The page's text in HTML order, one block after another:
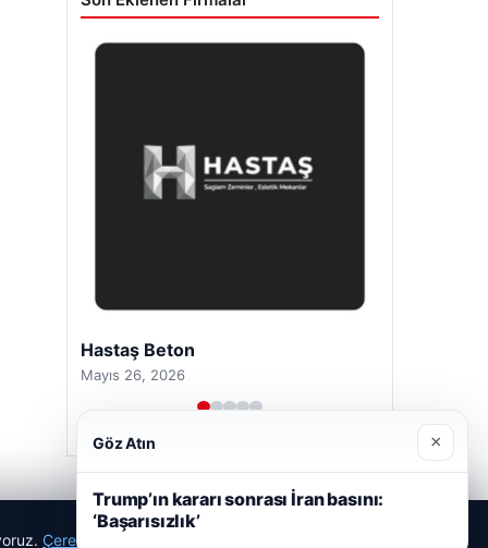
Hastaş Beton
Mayıs 26, 2026
Çerez Politikamız
Göz Atın ×
Trump’ın kararı sonrası İran basını:
‘Başarısızlık’